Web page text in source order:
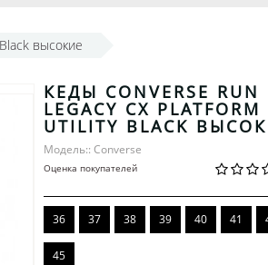
высокие
КЕДЫ CONVERSE RUN
LEGACY CX PLATFORM
UTILITY BLACK
Модель:: Converse
Оценка покупателей
36 37 38 39 40 41
45